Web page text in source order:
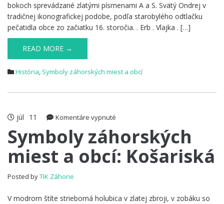
bokoch sprevádzané zlatými písmenami A a S. Svätý Ondrej v
tradičnej ikonografickej podobe, podľa starobylého odtlačku
pečatidla obce zo začiatku 16. storočia. . Erb . Vlajka . […]
READ MORE →
História, Symboly záhorských miest a obcí
júl 11 Komentáre vypnuté
záhorských
miest
a
Symboly záhorských
miest a obcí: Košariská
Posted byTIK Záhorie
V modrom štíte strieborná holubica v zlatej zbroji, v zobáku so